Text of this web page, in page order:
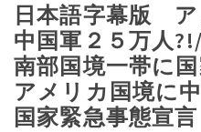
日本語字幕版
中国軍２５万人
南部国境一帯に
アメリカ国境に
国家緊急事態宣言